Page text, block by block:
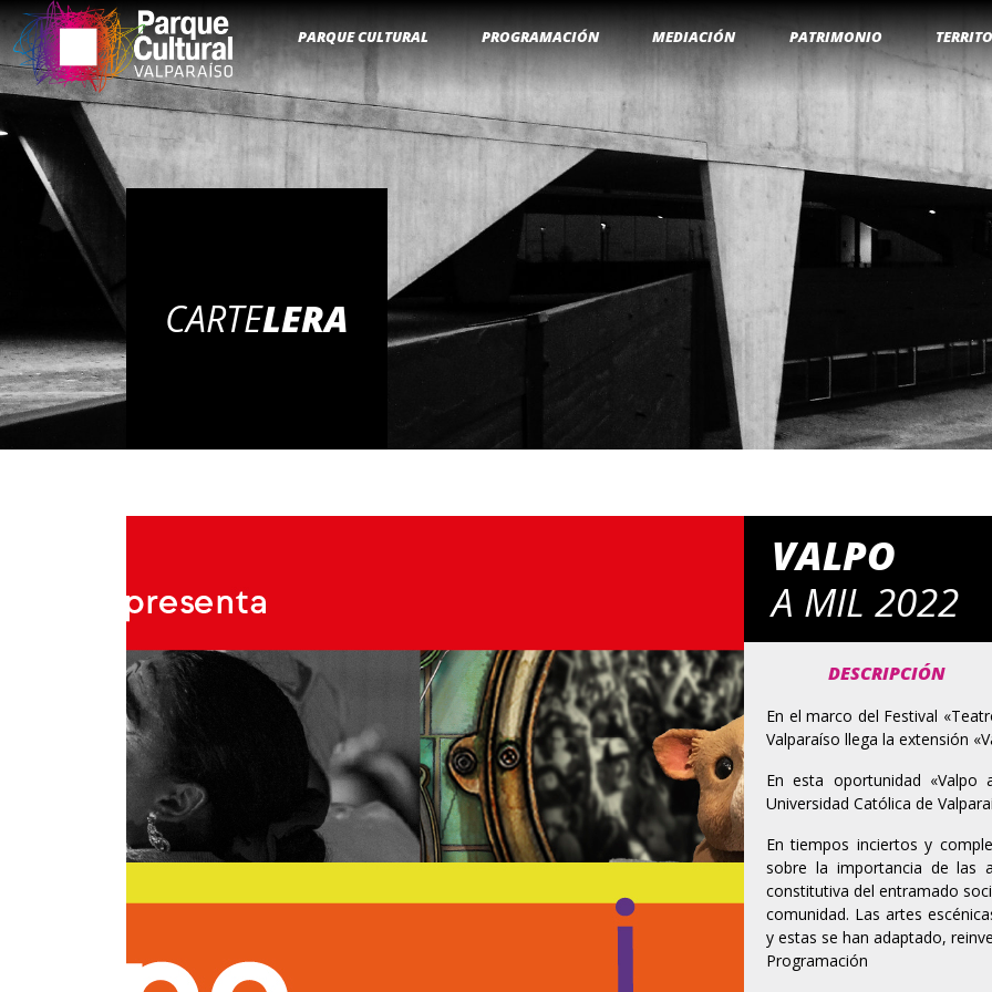
PARQUE CULTURAL PROGRAMACIÓN MEDIACIÓN PATRIMONIO
CARTELERA
VALPO
A MIL 2022
DESCRIPCIÓN
En el marco del Festival
Valparaíso llega la extensión
En esta oportunidad
Universidad Católica de
En tiempos inciertos y
sobre la importancia de las
constitutiva del entramado
comunidad. Las artes
y estas se han adaptado,
Programación